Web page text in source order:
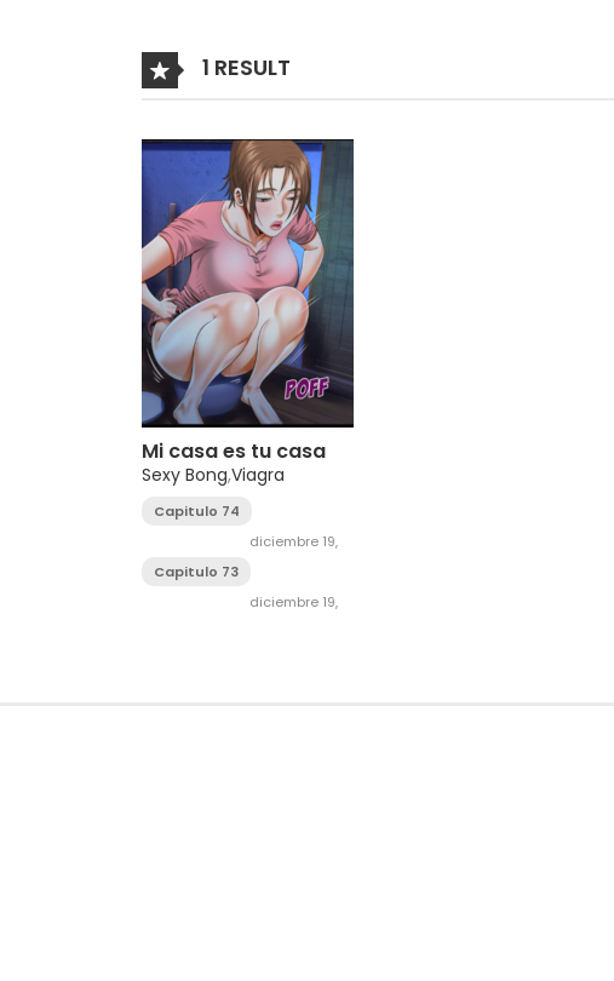
1 RESULT
Mi casa es tu casa
Sexy Bong,Viagra
Capitulo 74
diciembre 19,
Capitulo 73
diciembre 19,